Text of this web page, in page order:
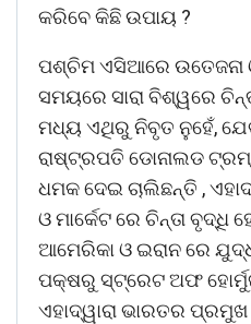
କରିବେ କିଛି ଉପାୟ ?
ପଶ୍ଚିମ ଏସିଆରେ ଉତେଜନା
ସମୟରେ ସାରା ବିଶ୍ୱରେ
ମଧ୍ୟ ଏଥିରୁ ନିବୃତ ନୁହେଁ,
ରାଷ୍ଟ୍ରପତି ଡୋନାଲଡ
ଧମକ ଦେଇ ଚାଲିଛନ୍ତି ,
ଓ ମାର୍କେଟ ରେ ଚିନ୍ତା ବୃଦ୍ଧି
ଆମେରିକା ଓ ଇରାନ ରେ ଯୁଦ୍ଧ
ପକ୍ଷରୁ ସ୍ଟ୍ରେଟ ଅଫ
ଏହାଦ୍ୱାରା ଭାରତର